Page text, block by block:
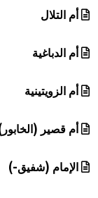
أم التلال
أم الدباغية
أم الزويتينية
أم قصير
الإمام (شفيق-)